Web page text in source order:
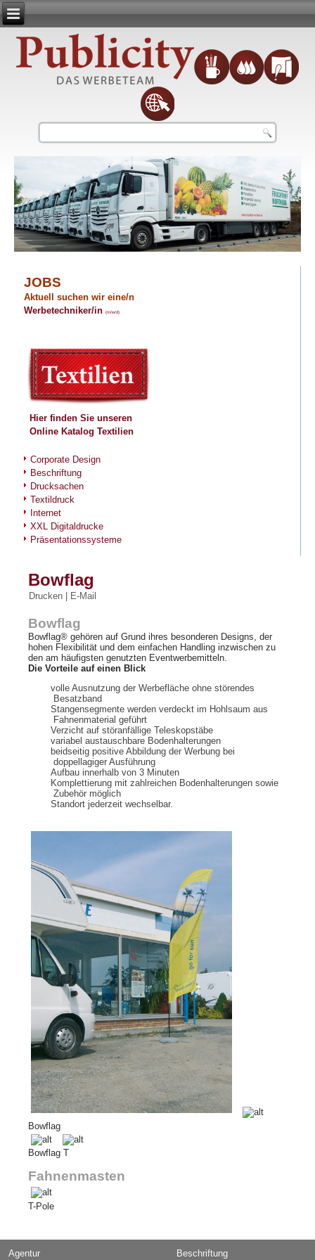
JOBS
Aktuell suchen wir eine/n
Werbetechniker/in(m/w/d)
Hier finden Sie unseren
Online KatalogTextilien
Corporate Design
Beschriftung
Drucksachen
Textildruck
Internet
XXL Digitaldrucke
Präsentationssysteme
Bowflag
Drucken E-Mail
Bowflag
Bowflag® gehören auf Grund ihres besonderen Designs, der
hohen Flexibilität und dem einfachen Handling inzwischen zu
den am häufigsten genutzten Eventwerbemitteln.
Die Vorteile auf einen Blick
volle Ausnutzung der Werbefläche ohne störendes
Besatzband
Stangensegmente werden verdeckt im Hohlsaum aus
Fahnenmaterial geführt
Verzicht auf störanfällige Teleskopstäbe
variabel austauschbare Bodenhalterungen
beidseitig positive Abbildung der Werbung bei
doppellagiger Ausführung
Aufbau innerhalb von 3 Minuten
Komplettierung mit zahlreichen Bodenhalterungen sowie
Zubehör möglich
Standort jederzeit wechselbar.
Bowflag
Bowflag T
Fahnenmasten
T-Pole
Agentur
Beschriftung